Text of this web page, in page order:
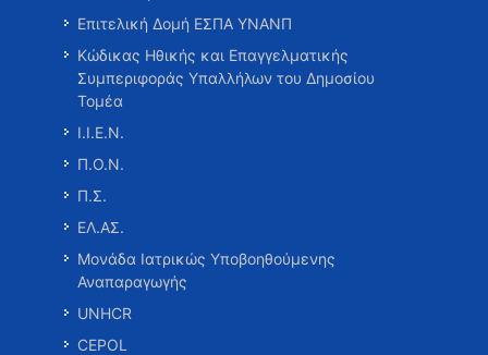
Επιτελική Δομή ΕΣΠΑ ΥΝΑΝΠ
Κώδικας Ηθικής και Επαγγελματικής
Συμπεριφοράς Υπαλλήλων του Δημοσίου
Τομέα
Ι.Ι.Ε.Ν.
Π.Ο.Ν.
Π.Σ.
ΕΛ.ΑΣ.
Μονάδα Ιατρικώς Υποβοηθούμενης
Αναπαραγωγής
UNHCR
CEPOL